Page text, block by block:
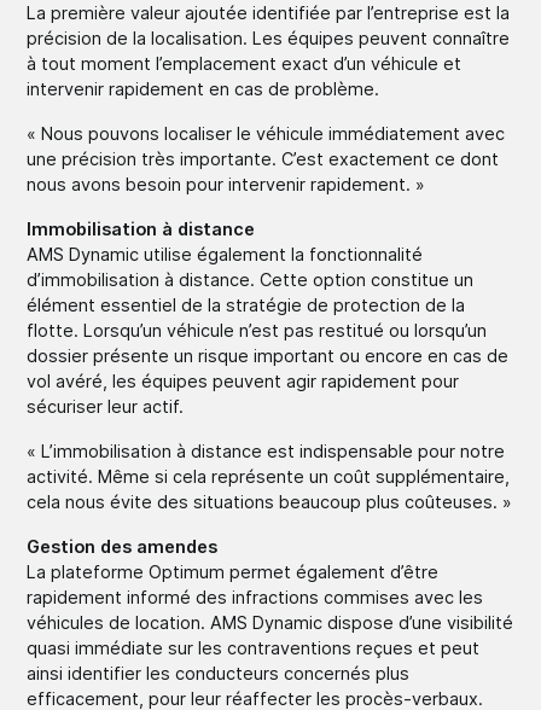
La première valeur ajoutée identifiée par l’entreprise est la
précision de la localisation. Les équipes peuvent connaître
à tout moment l’emplacement exact d’un véhicule et
intervenir rapidement en cas de problème.
« Nous pouvons localiser le véhicule immédiatement avec
une précision très importante. C’est exactement ce dont
nous avons besoin pour intervenir rapidement. »
Immobilisation à distance
AMS Dynamic utilise également la fonctionnalité
d’immobilisation à distance. Cette option constitue un
élément essentiel de la stratégie de protection de la
flotte. Lorsqu’un véhicule n’est pas restitué ou lorsqu’un
dossier présente un risque important ou encore en cas de
vol avéré, les équipes peuvent agir rapidement pour
sécuriser leur actif.
« L’immobilisation à distance est indispensable pour notre
activité. Même si cela représente un coût supplémentaire,
cela nous évite des situations beaucoup plus coûteuses. »
Gestion des amendes
La plateforme Optimum permet également d’être
rapidement informé des infractions commises avec les
véhicules de location. AMS Dynamic dispose d’une visibilité
quasi immédiate sur les contraventions reçues et peut
ainsi identifier les conducteurs concernés plus
efficacement, pour leur réaffecter les procès-verbaux.